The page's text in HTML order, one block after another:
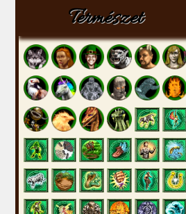
Természet